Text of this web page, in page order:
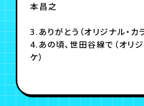
本昌之
3.ありがとう（オリジナル・カ
4.あの頃、世田谷線で（オリ
ケ）